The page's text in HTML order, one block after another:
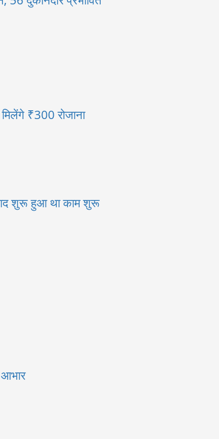
₹300 रोजाना
बाद शुरू हुआ था काम शुरू